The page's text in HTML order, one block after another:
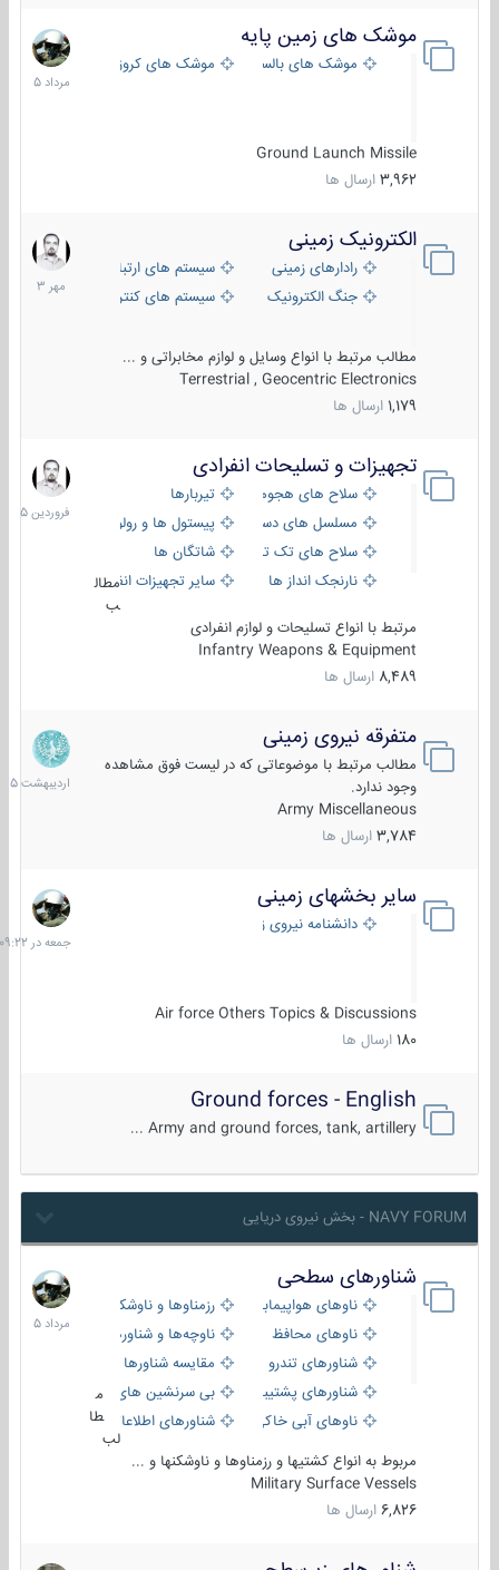
موشک های زمین پایه
موشک های بالستیک موشک های کروز
Ground Launch Missile
3,962 ارسال ها
2
مرداد
1405
الکترونیک زمینی
رادارهای زمینی
سیستم های ارتباطی و جمع آوری
جنگ الکترونیک
سیستم های کنترل آتش و تجهیزات
مطالب مرتبط با انواع وسایل و لوازم مخابراتی و ...
Terrestrial , Geocentric Electronics
1,179 ارسال ها
1
مهر
1403
تجهیزات و تسلیحات انفرادی
سلاح های هجومی
تیربارها
مسلسل های دستی
پیستول ها و رولورها
سلاح های تک تیر اندازیشاتگان ها
نارنجک انداز ها
سایر تجهیزات انفرادی
مطال
ب
مرتبط با انواع تسلیحات و لوازم انفرادی
Infantry Weapons & Equipment
8,489 ارسال ها
17
فروردین
1405
متفرقه نیروی زمینی
مطالب مرتبط با موضوعاتی که در لیست فوق مشاهده
وجود ندارد.
Army Miscellaneous
3,784 ارسال ها
27
1405
سایر بخشهای زمینی
دانشنامه نیروی زمینی
Air force Others Topics & Discussions
180 ارسال ها
جمعه
در
09:22
Ground forces - English
Army and ground forces, tank, artillery ...
NAVY FORUM - بخش نیروی دریایی
شناورهای سطحی
ناوهای هواپیمابر و بالگرد بررزمناوها و ناوشکن‌ها
ناوهای محافظ
ناوچه‌ها و شناورهای گشتی
شناورهای تندرو
مقایسه شناورها
شناورهای پشتیبانی
بی سرنشین های دریایی
ناوهای آبی خاکی و نیروبرشناورهای اطلاعاتی و جاسوسی
طا
لب
مربوط به انواع کشتیها و رزمناوها و ناوشکنها و ...
Military Surface Vessels
6,826 ارسال ها
2
مرداد
1405